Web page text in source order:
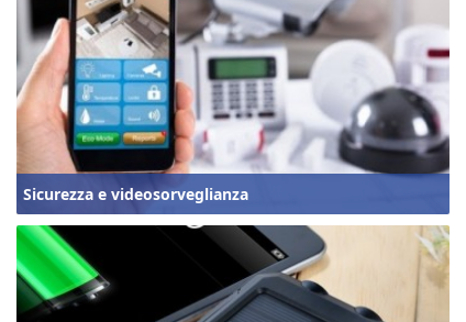
Sicurezza e videosorveglianza